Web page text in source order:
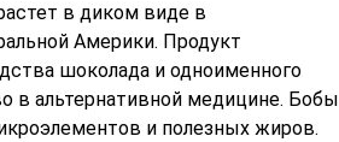
в диком виде в
Америки. Продукт
шоколада и одноименного
в альтернативной медицине. Бобы
и полезных жиров.